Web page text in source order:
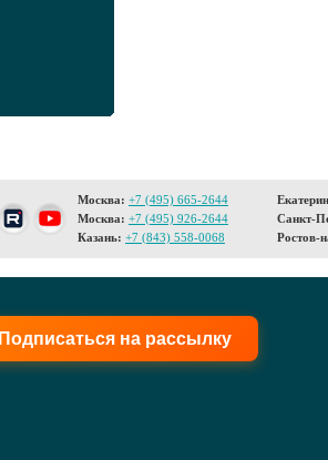
Москва: +7 (495) 665-2644
Москва: +7 (495) 926-2644
Казань: +7 (843) 558-0068
Санкт-
Ростов-
Подписаться на рассылку